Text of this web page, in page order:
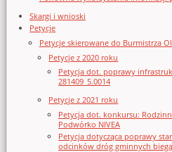
Skargi i wnioski
Petycje
Petycje skierowane do Burmistrza
Petycje z 2020 roku
Petycja dot. poprawy
281409_5.0014
Petycje z 2021 roku
Petycja dot. konkursu:
Podwórko NIVEA
Petycja dotycząca poprawy
odcinków dróg gminnych